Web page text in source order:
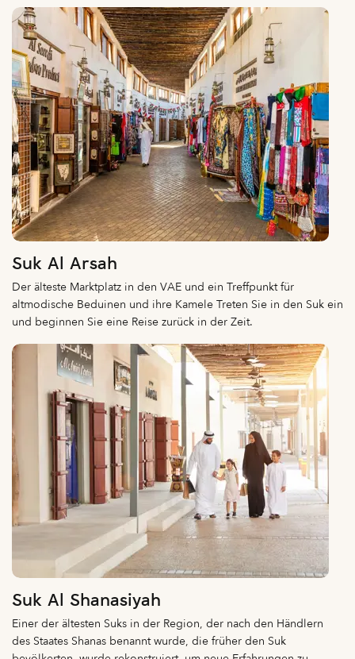
Suk Al Arsah
Der älteste Marktplatz in den VAE und ein Treffpunkt für
altmodische Beduinen und ihre Kamele Treten Sie in den Suk ein
und beginnen Sie eine Reise zurück in der Zeit.
Suk Al Shanasiyah
Einer der ältesten Suks in der Region, der nach den Händlern
des Staates Shanas benannt wurde, die früher den Suk